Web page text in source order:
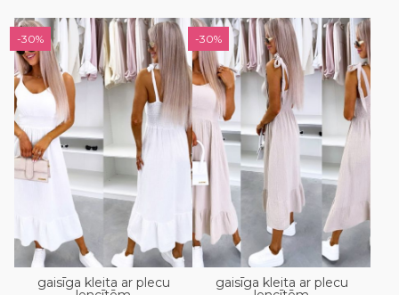
-30%
gaisīga kleita ar plecu
-30%
gaisīga kleita ar plecu